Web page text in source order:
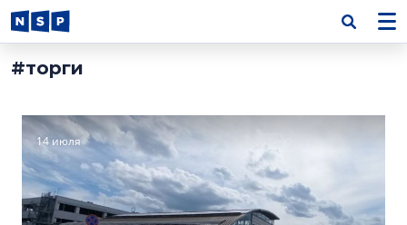
#торги
14 июля